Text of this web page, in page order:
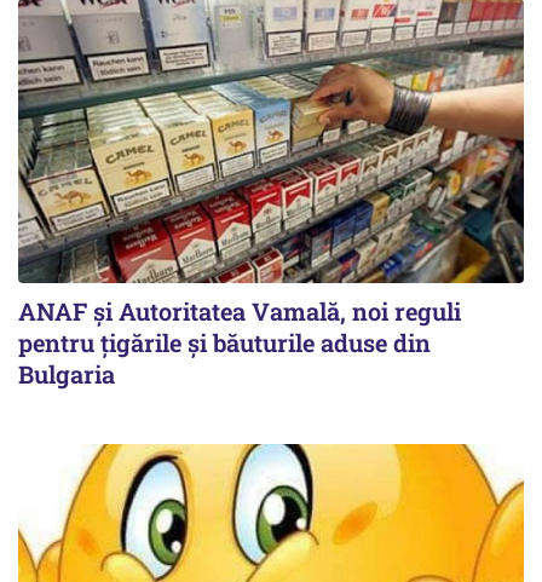
ANAF și Autoritatea Vamală, noi reguli
pentru țigările și băuturile aduse din
Bulgaria